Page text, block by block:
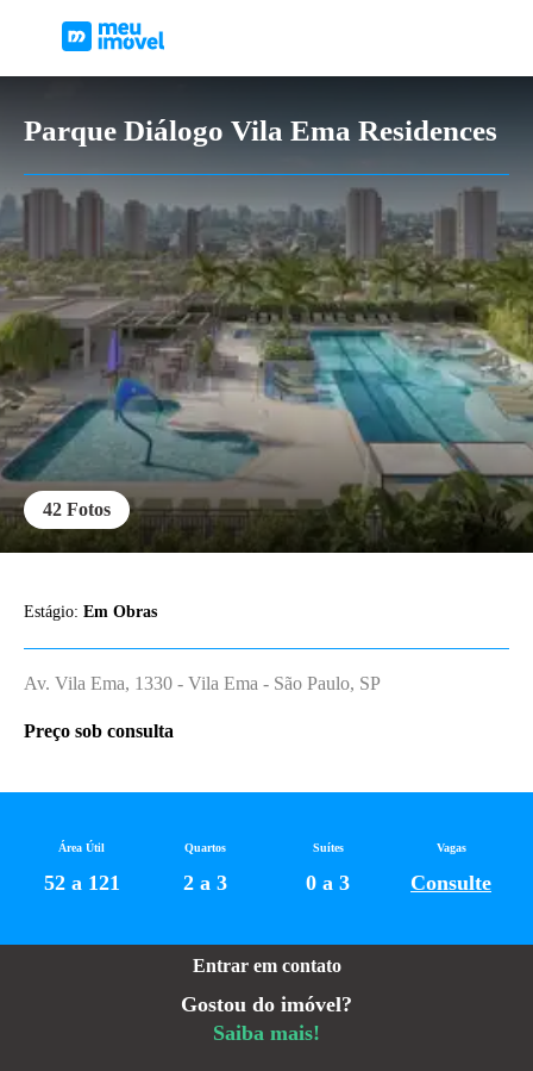
Parque Diálogo Vila Ema Residences
42 Fotos
Entrar em contato
Gostou do imóvel?
Saiba mais!
Área Útil
52 a 121
Quartos
2 a 3
Suítes
0 a 3
Vagas
Consulte
Estágio: Em Obras
Av. Vila Ema, 1330 - Vila Ema - São Paulo, SP
Preço sob consulta